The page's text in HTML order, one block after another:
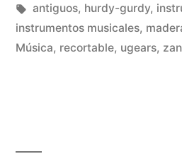
en
Etiquetas:
antiguos, hurdy-gurdy,
instrumentos musicales,
Música, recortable, ugears,